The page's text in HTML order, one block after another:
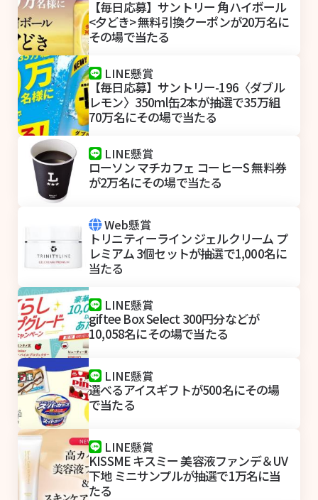
【毎日応募】サントリー 角ハイボール
<夕どき> 無料引換クーポンが20万名に
その場で当たる
LINE懸賞
【毎日応募】サントリー-196〈ダブル
レモン〉350ml缶2本が抽選で35万組
70万名にその場で当たる
LINE懸賞
ローソン マチカフェ コーヒーS 無料券
が2万名にその場で当たる
Web懸賞
トリニティーライン ジェルクリーム プ
レミアム 3個セットが抽選で1,000名に
当たる
LINE懸賞
giftee Box Select 300円分などが
10,058名にその場で当たる
LINE懸賞
選べるアイスギフトが500名にその場
で当たる
LINE懸賞
KISSME キスミー 美容液ファンデ＆UV
下地 ミニサンプルが抽選で1万名に当
たる